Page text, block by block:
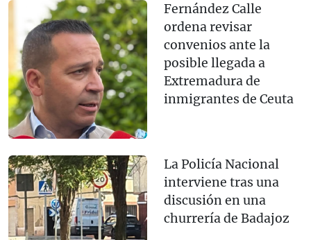
Fernández Calle
ordena revisar
convenios ante la
posible llegada a
Extremadura de
inmigrantes de Ceuta
La Policía Nacional
interviene tras una
discusión en una
churrería de Badajoz